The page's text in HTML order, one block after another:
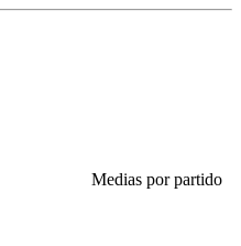
Medias por partido